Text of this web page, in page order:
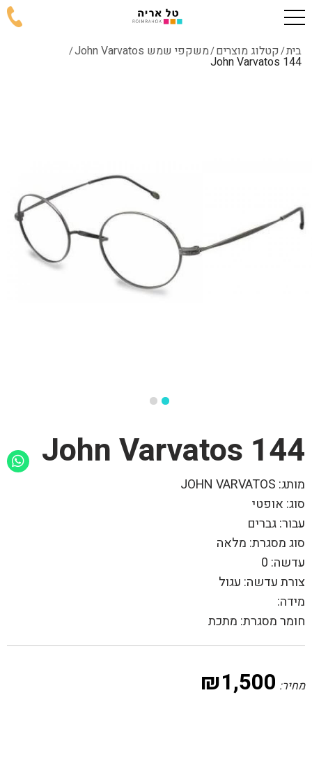
בית/קטלוג מוצרים/משקפי שמש John Varvatos /
144 John Varvatos
144 John Varvatos
מותג: JOHN VARVATOS
סוג: אופטי
עבור: גברים
סוג מסגרת: מלאה
עדשה: 0
צורת עדשה: עגול
מידה:
חומר מסגרת: מתכת
מחיר: ₪1,500